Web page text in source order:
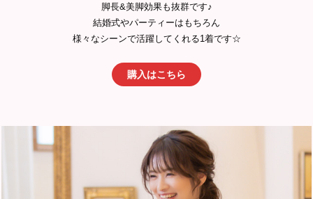
脚長&美脚効果も抜群です♪
結婚式やパーティーはもちろん
様々なシーンで活躍してくれる1着です☆
購入はこちら